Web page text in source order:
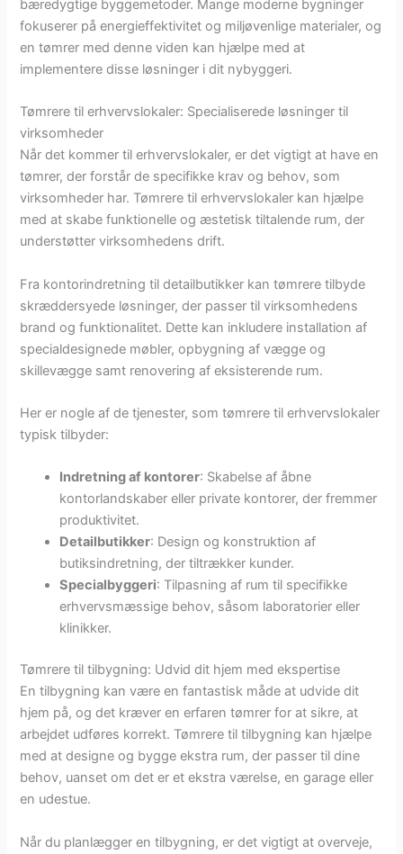
bæredygtige byggemetoder. Mange moderne bygninger
fokuserer på energieffektivitet og miljøvenlige materialer, og
en tømrer med denne viden kan hjælpe med at
implementere disse løsninger i dit nybyggeri.
Tømrere til erhvervslokaler: Specialiserede løsninger til
virksomheder
Når det kommer til erhvervslokaler, er det vigtigt at have en
tømrer, der forstår de specifikke krav og behov, som
virksomheder har. Tømrere til erhvervslokaler kan hjælpe
med at skabe funktionelle og æstetisk tiltalende rum, der
understøtter virksomhedens drift.
Fra kontorindretning til detailbutikker kan tømrere tilbyde
skræddersyede løsninger, der passer til virksomhedens
brand og funktionalitet. Dette kan inkludere installation af
specialdesignede møbler, opbygning af vægge og
skillevægge samt renovering af eksisterende rum.
Her er nogle af de tjenester, som tømrere til erhvervslokaler
typisk tilbyder:
Indretning af kontorer: Skabelse af åbne
kontorlandskaber eller private kontorer, der fremmer
produktivitet.
Detailbutikker: Design og konstruktion af
butiksindretning, der tiltrækker kunder.
Specialbyggeri: Tilpasning af rum til specifikke
erhvervsmæssige behov, såsom laboratorier eller
klinikker.
Tømrere til tilbygning: Udvid dit hjem med ekspertise
En tilbygning kan være en fantastisk måde at udvide dit
hjem på, og det kræver en erfaren tømrer for at sikre, at
arbejdet udføres korrekt. Tømrere til tilbygning kan hjælpe
med at designe og bygge ekstra rum, der passer til dine
behov, uanset om det er et ekstra værelse, en garage eller
en udestue.
Når du planlægger en tilbygning, er det vigtigt at overveje,